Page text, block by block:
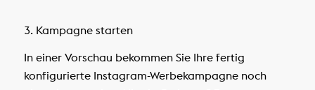
3. Kampagne starten
In einer Vorschau bekommen Sie Ihre fertig
konfigurierte Instagram-Werbekampagne noch